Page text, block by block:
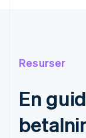
Resurser
En